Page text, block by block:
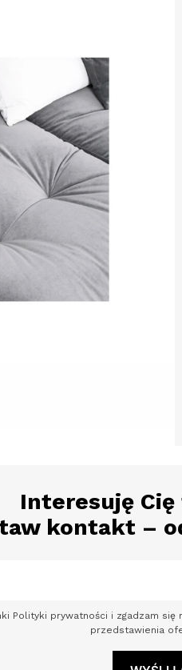
Interesuję
kontakt –
Polityki prywatności i zgadzam
przedstawienia